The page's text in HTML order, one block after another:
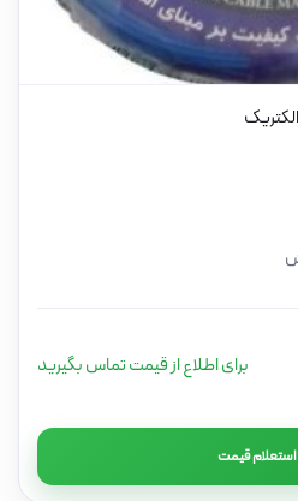
برای اطلاع از قیمت تماس بگیرید
استعلام قیمت